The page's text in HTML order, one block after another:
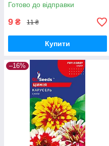
Готово до відправки
9 ₴ 11 ₴
Купити
–16%